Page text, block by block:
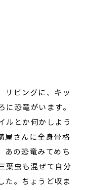
リビングに、キッ
恐竜がいます。
ルとか何かしよう
屋さんに全身骨格
あの恐竜みてめち
葉虫も混ぜて自分
た。ちょうど収ま